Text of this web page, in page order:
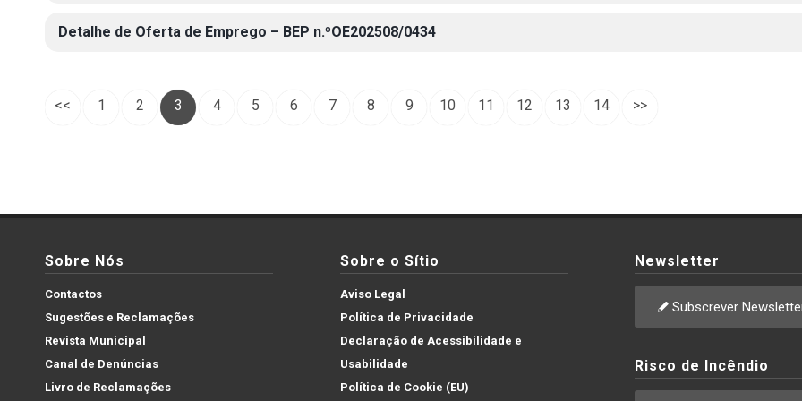
Detalhe de Oferta de Emprego – BEP n.ºOE202508/0434
<< 1 2 3 4 5 6 7 8 9 10 11 12 13 14 >>
Sobre Nós
Contactos
Sugestões e Reclamações
Revista Municipal
Canal de Denúncias
Livro de Reclamações
Sobre o Sítio
Aviso Legal
Política de Privacidade
Declaração de Acessibilidade e
Usabilidade
Política de Cookie (EU)
Newsletter
Subscrever
Risco de Incêndio